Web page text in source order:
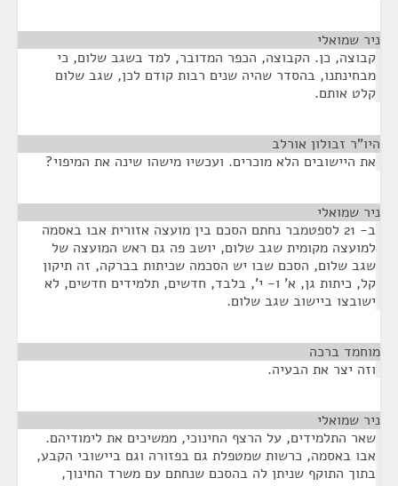
ניר שמואלי
קבוצה, כן. הקבוצה, הכפר המדובר, למד בשגב שלום, כי
מבחינתנו, בהסדר שהיה שנים רבות קודם לכן, שגב שלום
קלט אותם.
היו"ר זבולון אורלב
את היישובים הלא מוכרים. ועכשיו מישהו שינה את המיפוי?
ניר שמואלי
ב- 21 לספטמבר נחתם הסכם בין מועצה אזורית אבו באסמה
למועצה מקומית שגב שלום, יושב פה גם ראש המועצה של
שגב שלום, הסכם שבו יש הסכמה שכיתות בברקה, זה תיקון
קל, כיתות גן, א' ו- י', בלבד, חדשים, תלמידים חדשים, לא
ישובצו ביישוב שגב שלום.
מוחמד ברכה
וזה יצר את הבעיה.
ניר שמואלי
שאר התלמידים, על הרצף החינוכי, ממשיכים את לימודיהם.
אבו באסמה, כרשות שמטפלת גם בפזורה וגם ביישובי הקבע,
בתוך התוקף שניתן לה בהסכם שנחתם עם משרד החינוך,